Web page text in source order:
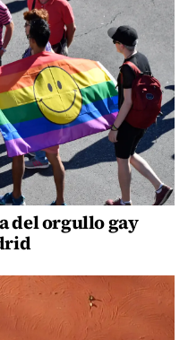
del orgullo gay